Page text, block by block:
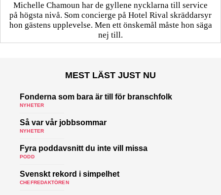
Michelle Chamoun har de gyllene nycklarna till service
på högsta nivå. Som concierge på Hotel Rival skräddarsyr
hon gästens upp­levelse. Men ett önskemål måste hon säga
nej till.
MEST LÄST JUST NU
Fonderna som bara är till för branschfolk
NYHETER
Så var vår jobbsommar
NYHETER
Fyra poddavsnitt du inte vill missa
PODD
Svenskt rekord i simpelhet
CHEFREDAKTÖREN